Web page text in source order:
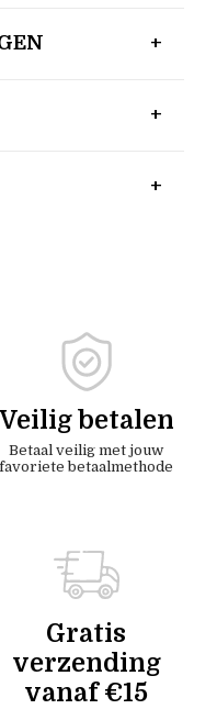
Veilig betalen
Betaal veilig met jouw
favoriete betaalmethode
Gratis
verzending
vanaf €15